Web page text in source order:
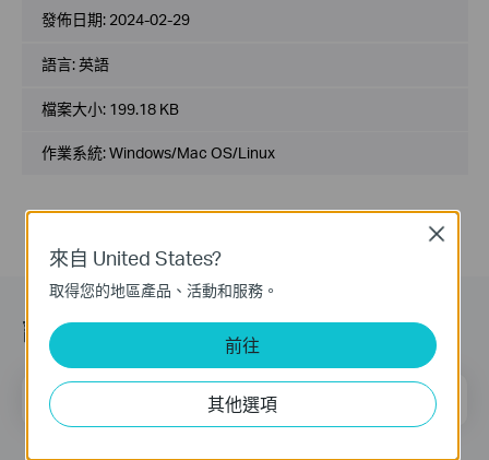
發佈日期: 2024-02-29
語言:英語
檔案大小: 199.18 KB
作業系統: Windows/Mac OS/Linux
訂閱
電子郵件 注册
來自 United States?
取得您的地區產品、活動和服務。
前往
其他選項
Close